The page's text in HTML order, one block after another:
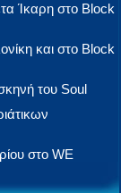
Ίκαρη στο Block
και στο Block
του Soul
στο WE